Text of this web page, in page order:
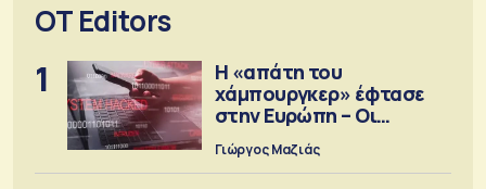
OT Editors
1
Η «απάτη του
χάμπουργκερ» έφτασε
στην Ευρώπη – Οι
προειδοποιήσεις
Γιώργος Μαζιάς